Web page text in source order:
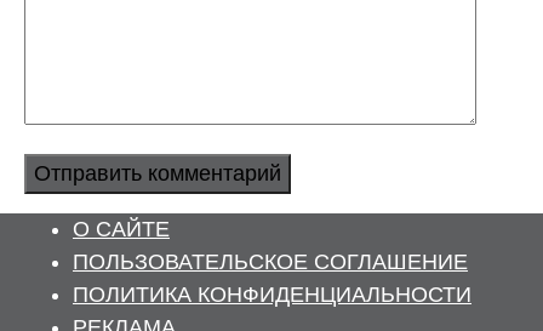
О САЙТЕ
ПОЛЬЗОВАТЕЛЬСКОЕ СОГЛАШЕНИЕ
ПОЛИТИКА КОНФИДЕНЦИАЛЬНОСТИ